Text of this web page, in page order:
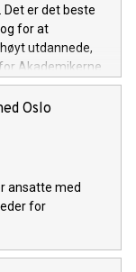
er det beste
for at
utdannede,
Akademikerne
Oslo
ansatte med
for